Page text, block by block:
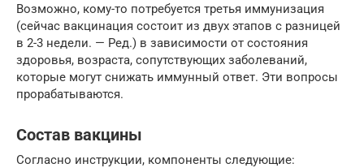
Возможно, кому-то потребуется третья иммунизация
(сейчас вакцинация состоит из двух этапов с разницей
в 2-3 недели. — Ред.) в зависимости от состояния
здоровья, возраста, сопутствующих заболеваний,
которые могут снижать иммунный ответ. Эти вопросы
прорабатываются.
Состав вакцины
Согласно инструкции, компоненты следующие: